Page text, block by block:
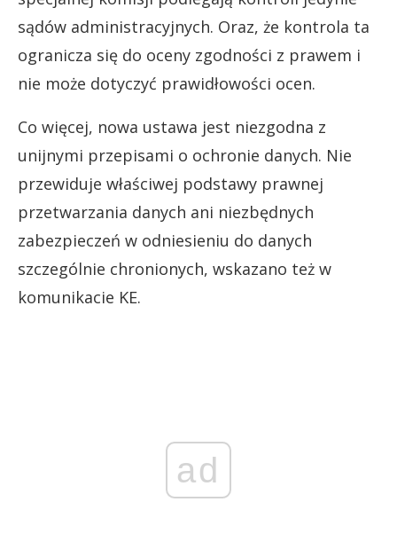
sądów administracyjnych. Oraz, że kontrola ta
ogranicza się do oceny zgodności z prawem i
nie może dotyczyć prawidłowości ocen.
Co więcej, nowa ustawa jest niezgodna z
unijnymi przepisami o ochronie danych. Nie
przewiduje właściwej podstawy prawnej
przetwarzania danych ani niezbędnych
zabezpieczeń w odniesieniu do danych
szczególnie chronionych, wskazano też w
komunikacie KE.
ad